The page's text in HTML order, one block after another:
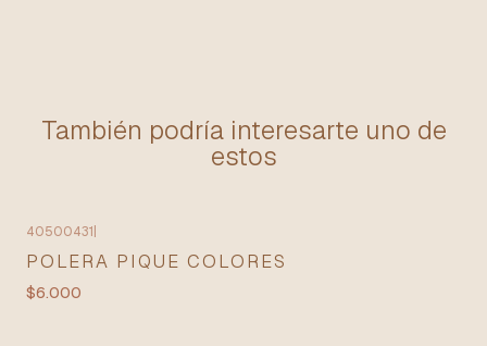
También podría interesarte uno de
estos
40500431
POLERA PIQUE COLORES
$6.000